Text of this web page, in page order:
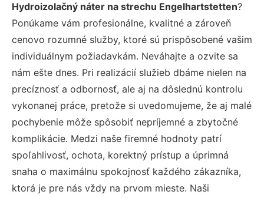
Hydroizolačný náter na strechu Engelhartstetten?
Ponúkame vám profesionálne, kvalitné a zároveň
cenovo rozumné služby, ktoré sú prispôsobené vašim
individuálnym požiadavkám. Neváhajte a ozvite sa
nám ešte dnes. Pri realizácií služieb dbáme nielen na
precíznosť a odbornosť, ale aj na dôslednú kontrolu
vykonanej práce, pretože si uvedomujeme, že aj malé
pochybenie môže spôsobiť nepríjemné a zbytočné
komplikácie. Medzi naše firemné hodnoty patrí
spoľahlivosť, ochota, korektný prístup a úprimná
snaha o maximálnu spokojnosť každého zákazníka,
ktorá je pre nás vždy na prvom mieste. Naši